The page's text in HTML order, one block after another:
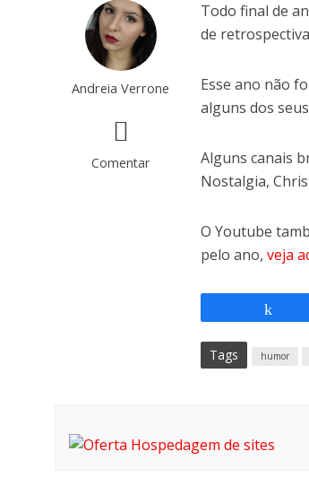
Andreia Verrone
Comentar
Todo final de
de
Esse ano não
alguns dos
Alguns canais
Nostalgia,
O Youtube
pelo ano, veja
Tags humor